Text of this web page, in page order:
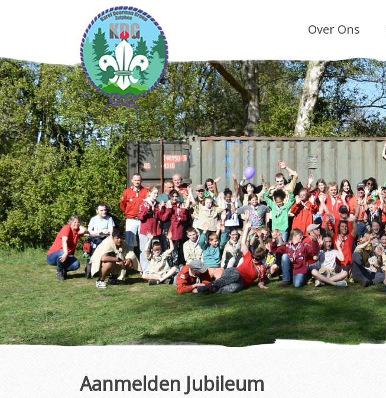
Over Ons
Aanmelden Jubileum